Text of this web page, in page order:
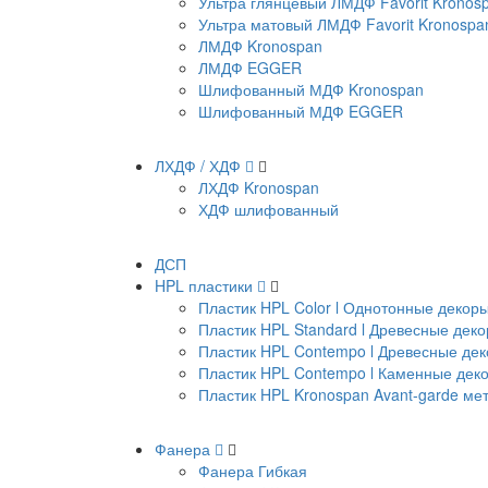
Ультра матовый ЛМДФ Favorit
ЛМДФ Kronospan
ЛМДФ EGGER
Шлифованный МДФ Kronospan
Шлифованный МДФ EGGER
ЛХДФ / ХДФ
ЛХДФ Kronospan
ХДФ шлифованный
ДСП
HPL пластики
Пластик HPL Color l Однотонные декоры
Пластик HPL Standard l Древесные
Пластик HPL Contempo l Древесные
Пластик HPL Contempo l Каменные
Пластик HPL Kronospan Avant-garde
Фанера
Фанера Гибкая